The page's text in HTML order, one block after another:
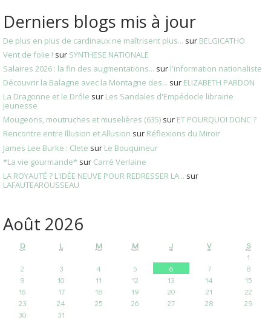
Derniers blogs mis à jour
De plus en plus de cardinaux ne maîtrisent plus... sur BELGICATHO
Vent de folie ! sur SYNTHESE NATIONALE
Salaires 2026 : la fin des augmentations... sur l'information nationaliste
Découvrir la Balagne avec la Montagne des... sur ELIZABETH PARDON
La Dragonne et le Drôle sur Les Sandales d'Empédocle librairie
jeunesse
Mougeons, moutruches et muselières (635) sur ET POURQUOI DONC ?
Rencontre entre Illusion et Allusion sur Réflexions du Miroir
James Lee Burke : Clete sur Le Bouquineur
*La vie gourmande* sur Carré Verlaine
LA ROYAUTÉ ? L'IDÉE NEUVE POUR REDRESSER LA... sur
LAFAUTEAROUSSEAU
Août 2026
D L M M J V
S
1
2
3 4 5 6 7
8
9
10 11 12 13 14
15
16
17 18 19 20 21
22
23
24 25 26 27 28
29
30
31